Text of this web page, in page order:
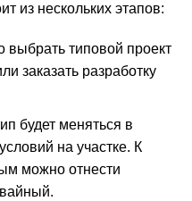
из нескольких этапов:
выбрать типовой проект
заказать разработку
будет меняться в
на участке. К
можно отнести